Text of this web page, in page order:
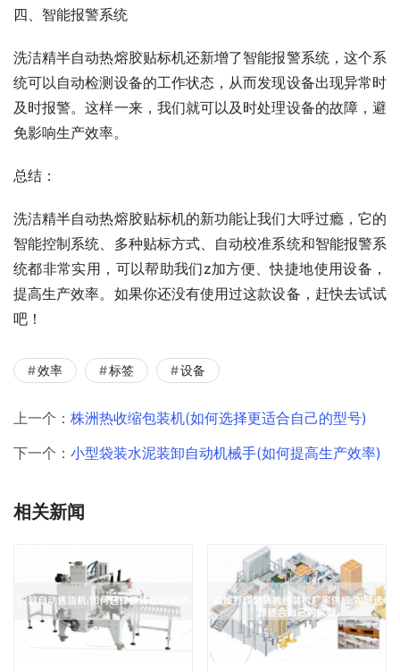
四、智能报警系统
洗洁精半自动热熔胶贴标机还新增了智能报警系统，这个系
统可以自动检测设备的工作状态，从而发现设备出现异常时
及时报警。这样一来，我们就可以及时处理设备的故障，避
免影响生产效率。
总结：
洗洁精半自动热熔胶贴标机的新功能让我们大呼过瘾，它的
智能控制系统、多种贴标方式、自动校准系统和智能报警系
统都非常实用，可以帮助我们z加方便、快捷地使用设备，
提高生产效率。如果你还没有使用过这款设备，赶快去试试
吧！
效率 标签 设备
上一个： 株洲热收缩包装机(如何选择更适合自己的型号)
下一个： 小型袋装水泥装卸自动机械手(如何提高生产效率)
相关新闻